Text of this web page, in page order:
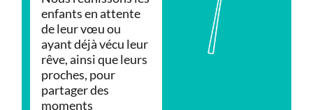
enfants en attente
de leur vœu ou
ayant déjà vécu leur
rêve, ainsi que leurs
proches, pour
partager des
moments